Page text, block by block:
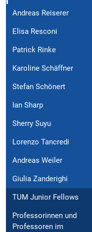
Andreas Reiserer
Elisa Resconi
Patrick Rinke
Karoline Schäffner
Stefan Schönert
Ian Sharp
Sherry Suyu
Lorenzo Tancredi
Andreas Weiler
Giulia Zanderighi
TUM Junior Fellows
Professorinnen und
Professoren im